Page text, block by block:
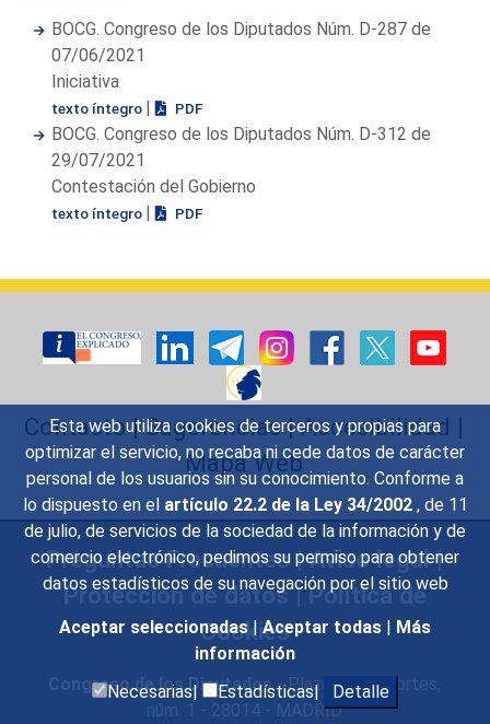
Esta web utiliza cookies de terceros y propias para
optimizar el servicio, no recaba ni cede datos de carácter
personal de los usuarios sin su conocimiento. Conforme a
lo dispuesto en el artículo 22.2 de la Ley 34/2002 , de 11
de julio, de servicios de la sociedad de la información y de
comercio electrónico, pedimos su permiso para obtener
datos estadísticos de su navegación por el sitio web
Aceptar seleccionadas | Aceptar todas | Más
información
Necesarias|
Estadísticas| Detalle
BOCG. Congreso de los Diputados Núm. D-287 de
07/06/2021
Iniciativa
texto íntegro | PDF
BOCG. Congreso de los Diputados Núm. D-312 de
29/07/2021
Contestación del Gobierno
texto íntegro | PDF
Contacto|Sugerencias|Accesibilidad |
Mapa Web
Preguntas Frecuentes|Aviso legal|
Protección de datos|Política de
Cookies
Congreso de los Diputados- Plaza de las Cortes,
núm. 1 - 28014 - MADRID